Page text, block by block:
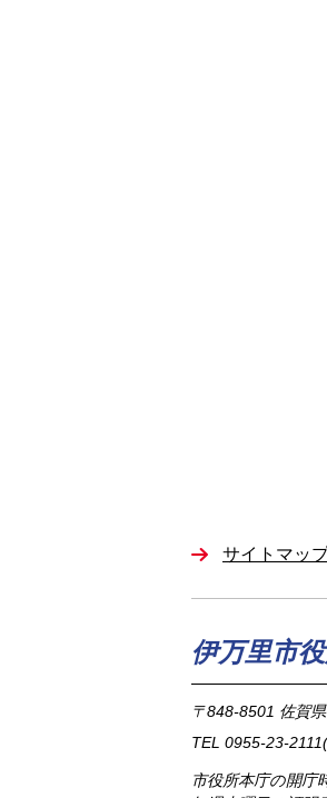
サイトマッ
伊万里市
〒848-8501 佐賀
TEL 0955-23-2111
市役所本庁の開庁